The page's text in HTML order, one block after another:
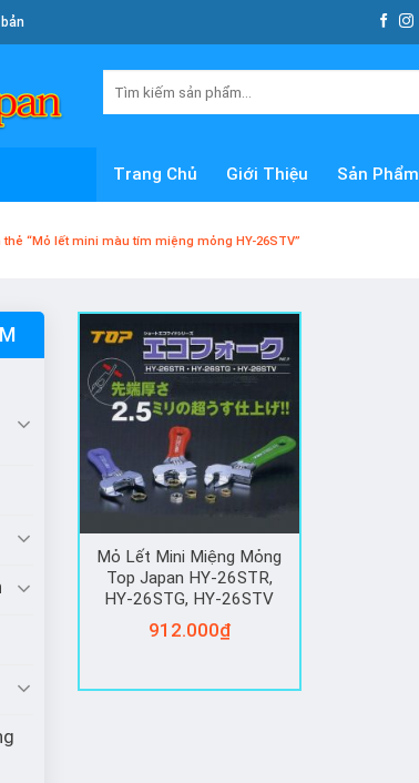
Trang Chủ Giới Thiệu Sản Phẩm
“Mỏ lết mini màu tím miệng mỏng HY-26STV”
Mỏ Lết Mini Miệng Mỏng
Top Japan HY-26STR,
HY-26STG, HY-26STV
912.000₫